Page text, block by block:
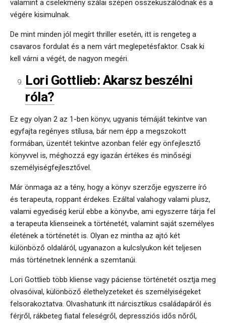
valamint a cselekmény szálai szépen összekuszálódnak és a
végére kisimulnak.
De mint minden jól megírt thriller esetén, itt is rengeteg a
csavaros fordulat és a nem várt meglepetésfaktor. Csak ki
kell várni a végét, de nagyon megéri.
Lori Gottlieb: Akarsz beszélni
róla?
Ez egy olyan 2 az 1-ben könyv, ugyanis témáját tekintve van
egyfajta regényes stílusa, bár nem épp a megszokott
formában, üzentét tekintve azonban felér egy önfejlesztő
könyvvel is, méghozzá egy igazán értékes és minőségi
személyiségfejlesztővel.
Már önmaga az a tény, hogy a könyv szerzője egyszerre író
és terapeuta, roppant érdekes. Ezáltal valahogy valami plusz,
valami egyediség kerül ebbe a könyvbe, ami egyszerre tárja fel
a terapeuta klienseinek a történetét, valamint saját személyes
életének a történetét is. Olyan ez mintha az ajtó két
különböző oldaláról, ugyanazon a kulcslyukon két teljesen
más történetnek lennénk a szemtanúi.
Lori Gottlieb több kliense vagy páciense történetét osztja meg
olvasóival, különböző élethelyzeteket és személyiségeket
felsorakoztatva. Olvashatunk itt nárcisztikus családapáról és
férjről, rákbeteg fiatal feleségről, depressziós idős nőről,